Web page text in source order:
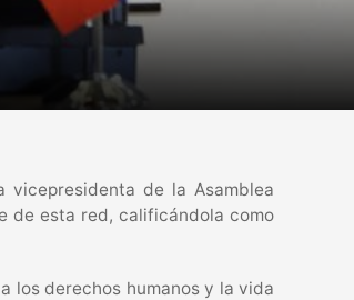
vicepresidenta de la Asamblea
de esta red, calificándola como
los derechos humanos y la vida